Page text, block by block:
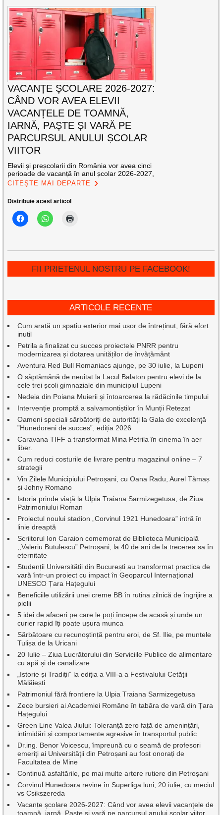
VACANȚE ȘCOLARE 2026-2027:
CÂND VOR AVEA ELEVII
VACANȚELE DE TOAMNĂ,
IARNĂ, PAȘTE ȘI VARĂ PE
PARCURSUL ANULUI ȘCOLAR
VIITOR
Elevii și preșcolarii din România vor avea cinci
perioade de vacanță în anul școlar 2026-2027,
CITEȘTE MAI DEPARTE
Distribuie acest articol
FII PRIETENUL NOSTRU PE FACEBOOK!
ARTICOLE RECENTE
Cum arată un spațiu exterior mai ușor de întreținut, fără efort
inutil
Petrila a finalizat cu succes proiectele PNRR pentru
modernizarea și dotarea unităților de învățământ
Aventura Red Bull Romaniacs ajunge, pe 30 iulie, la Lupeni
O săptămână de neuitat la Lacul Balaton pentru elevi de la
cele trei școli gimnaziale din municipiul Lupeni
Nedeia din Poiana Muierii și întoarcerea la rădăcinile timpului
Intervenție promptă a salvamontiștilor în Munții Retezat
Oameni speciali sărbătoriți de autorități la Gala de excelenţă
”Hunedoreni de succes”, ediția 2026
Caravana TIFF a transformat Mina Petrila în cinema în aer
liber.
Cum reduci costurile de livrare pentru magazinul online – 7
strategii
Vin Zilele Municipiului Petroșani, cu Oana Radu, Aurel Tămaș
și Johny Romano
Istoria prinde viață la Ulpia Traiana Sarmizegetusa, de Ziua
Patrimoniului Roman
Proiectul noului stadion „Corvinul 1921 Hunedoara” intră în
linie dreaptă
Scriitorul Ion Caraion comemorat de Biblioteca Municipală
,,Valeriu Butulescu” Petroșani, la 40 de ani de la trecerea sa în
eternitate
Studenții Universității din București au transformat practica de
vară într-un proiect cu impact în Geoparcul Internațional
UNESCO Țara Hațegului
Beneficiile utilizării unei creme BB în rutina zilnică de îngrijire a
pielii
5 idei de afaceri pe care le poți începe de acasă și unde un
curier rapid îți poate ușura munca
Sărbătoare cu recunoștință pentru eroi, de Sf. Ilie, pe muntele
Tulișa de la Uricani
20 Iulie – Ziua Lucrătorului din Serviciile Publice de alimentare
cu apă și de canalizare
„Istorie și Tradiții” la ediția a VIII-a a Festivalului Cetății
Mălăiești
Patrimoniul fără frontiere la Ulpia Traiana Sarmizegetusa
Zece bursieri ai Academiei Române în tabăra de vară din Țara
Hațegului
Green Line Valea Jiului: Toleranță zero față de amenințări,
intimidări și comportamente agresive în transportul public
Dr.ing. Benor Voicescu, împreună cu o seamă de profesori
emeriți ai Universității din Petroșani au fost onorați de
Facultatea de Mine
Continuă asfaltările, pe mai multe artere rutiere din Petroșani
Corvinul Hunedoara revine în Superliga luni, 20 iulie, cu meciul
vs Csikszereda
Vacanțe școlare 2026-2027: Când vor avea elevii vacanțele de
toamnă, iarnă, Paște și vară pe parcursul anului școlar viitor